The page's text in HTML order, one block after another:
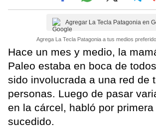
Agregar La Tecla Patagonia en
Agrega La Tecla Patagonia a tus medios
Hace un mes y medio, la
Paleo estaba en boca de
sido involucrada a una red de
personas. Luego de pasar
en la cárcel, habló por
sucedido.